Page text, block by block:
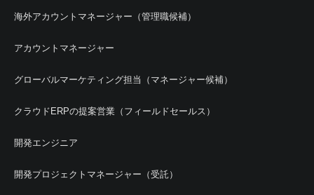
海外アカウントマネージャー（管理職候補）
アカウントマネージャー
グローバルマーケティング担当（マネージャー候補）
クラウドERPの提案営業（フィールドセールス）
開発エンジニア
開発プロジェクトマネージャー（受託）